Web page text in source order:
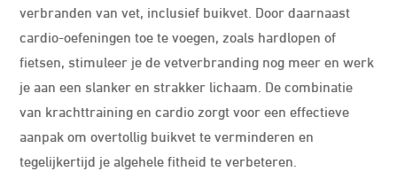
verbranden van vet, inclusief buikvet. Door daarnaast
cardio-oefeningen toe te voegen, zoals hardlopen of
fietsen, stimuleer je de vetverbranding nog meer en werk
je aan een slanker en strakker lichaam. De combinatie
van krachttraining en cardio zorgt voor een effectieve
aanpak om overtollig buikvet te verminderen en
tegelijkertijd je algehele fitheid te verbeteren.